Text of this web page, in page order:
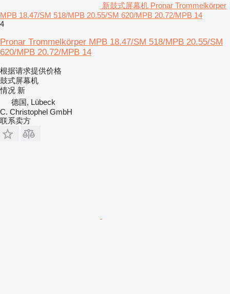
新鼓式屏幕机 Pronar Trommelkörper
MPB 18.47/SM 518/MPB 20.55/SM 620/MPB 20.72/MPB 14
4
Pronar Trommelkörper MPB 18.47/SM 518/MPB 20.55/SM
620/MPB 20.72/MPB 14
根据请求提供价格
鼓式屏幕机
情况 新
德国, Lübeck
C. Christophel GmbH
联系卖方